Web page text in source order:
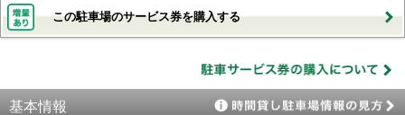
この駐車場のサービス券を購入する
基本情報